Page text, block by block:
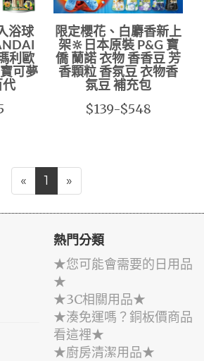
浴球
利歐
可夢
代
限定櫻花、白麝香新上
架🔆日本原裝 P&G 寶
僑 蘭諾 衣物 香香豆 芳
香顆粒 香氛豆 衣物香
氛豆 補充包
$139-$548
« 1 »
熱門分類
★您可能會需要的日用品
★
★3C相關用品★
★湊免運嗎？銅板價商品
看這裡★
★廚房清潔用品★